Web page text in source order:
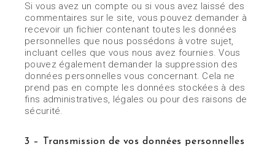
Si vous avez un compte ou si vous avez laissé des
commentaires sur le site, vous pouvez demander à
recevoir un fichier contenant toutes les données
personnelles que nous possédons à votre sujet,
incluant celles que vous nous avez fournies. Vous
pouvez également demander la suppression des
données personnelles vous concernant. Cela ne
prend pas en compte les données stockées à des
fins administratives, légales ou pour des raisons de
sécurité.
3 – Transmission de vos données personnelles